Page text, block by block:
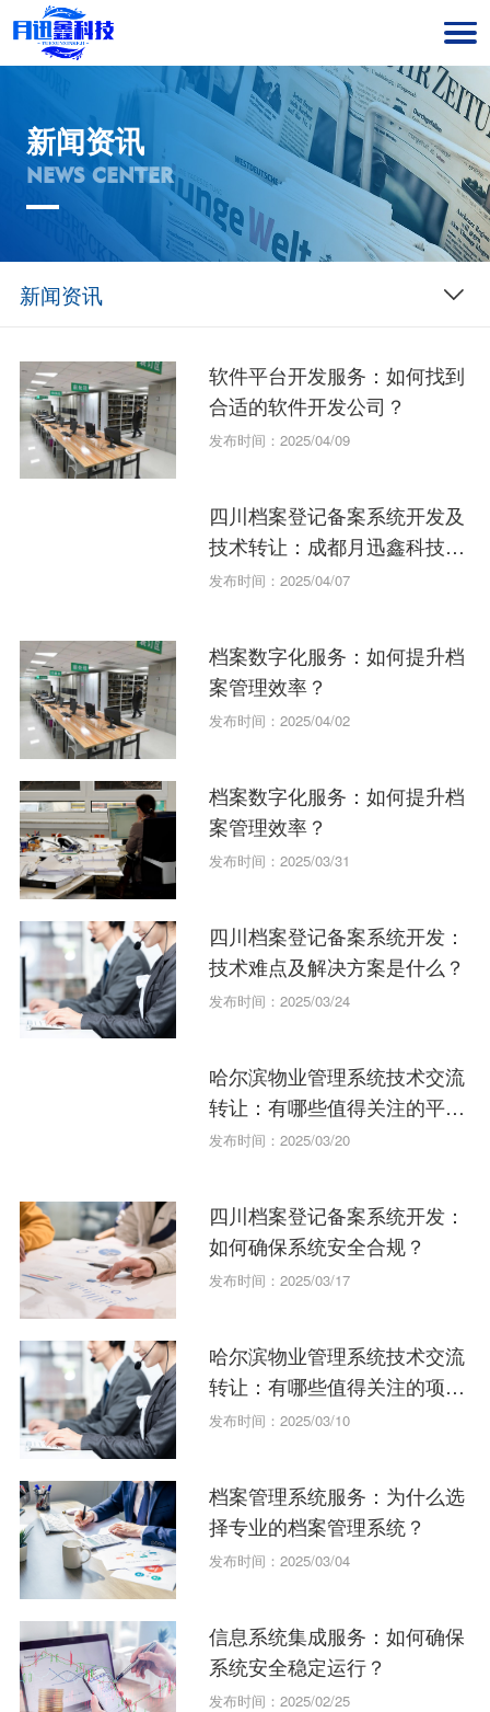
新闻资讯
NEWS CENTER
新闻资讯
软件平台开发服务：如何找到
合适的软件开发公司？
发布时间：2025/04/09
四川档案登记备案系统开发及
技术转让：成都月迅鑫科技有
限公司的解决方案
发布时间：2025/04/07
档案数字化服务：如何提升档
案管理效率？
发布时间：2025/04/02
档案数字化服务：如何提升档
案管理效率？
发布时间：2025/03/31
四川档案登记备案系统开发：
技术难点及解决方案是什么？
发布时间：2025/03/24
哈尔滨物业管理系统技术交流
转让：有哪些值得关注的平
台？
发布时间：2025/03/20
四川档案登记备案系统开发：
如何确保系统安全合规？
发布时间：2025/03/17
哈尔滨物业管理系统技术交流
转让：有哪些值得关注的项
目？
发布时间：2025/03/10
档案管理系统服务：为什么选
择专业的档案管理系统？
发布时间：2025/03/04
信息系统集成服务：如何确保
系统安全稳定运行？
发布时间：2025/02/25